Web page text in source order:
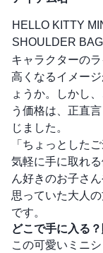
HELLO KITTY
SHOULDER BAG
キャラクターの
高くなるイメー
ょうか。しかし
う価格は、正直
じました。
「ちょっとした
気軽に手に取れ
ん好きのお子さ
思っていた大人
です。
どこで手に入る
この可愛いミニ